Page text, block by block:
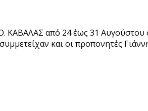
από 24 έως 31 Αυγούστου
και οι προπονητές